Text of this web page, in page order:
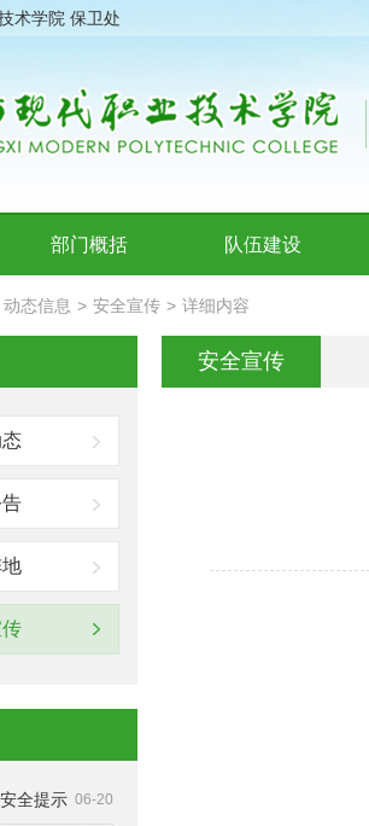
术学院 保卫处
部门概括 队伍建设
动态信息 > 安全宣传 > 详细内容
06-20
全提示
安全宣传